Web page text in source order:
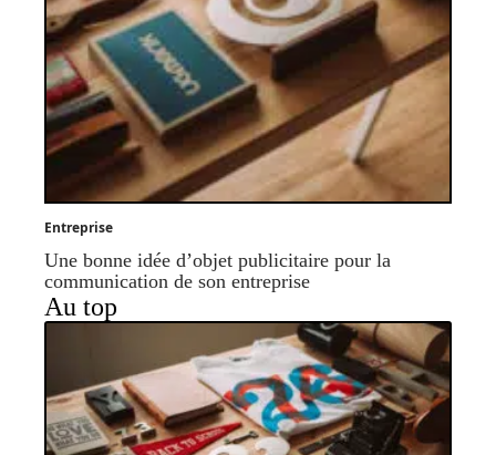
Entreprise
Une bonne idée d’objet publicitaire pour la
communication de son entreprise
Au top